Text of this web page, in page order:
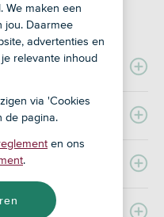
We maken een
jou. Daarmee
advertenties en
relevante inhoud
via 'Cookies
de pagina.
en ons
.